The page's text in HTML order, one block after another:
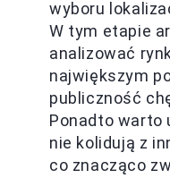
wyboru
W tym etapie
analizować
największym
publiczność
Ponadto warto
nie kolidują z
co znacząco